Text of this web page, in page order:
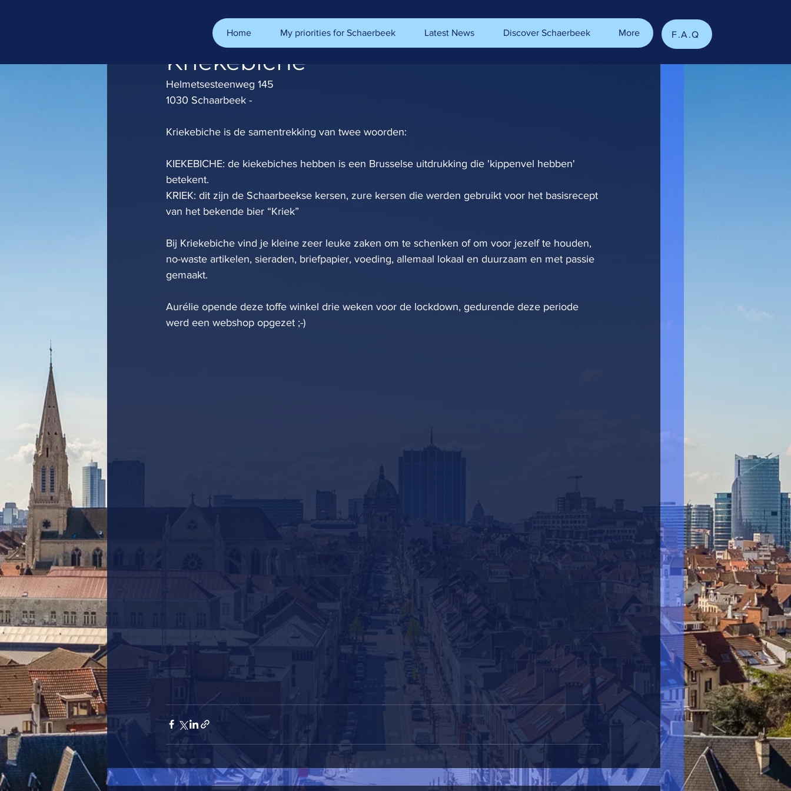
Home My priorities for Schaerbeek Latest News Discover Schaerbeek More F.A.Q
Kriekebiche
Oct 20, 2022 1 min read
Helmetsesteenweg 145
1030 Schaarbeek -
Kriekebiche is de samentrekking van twee woorden:
KIEKEBICHE: de kiekebiches hebben is een Brusselse uitdrukking die 'kippenvel hebben'
betekent.
KRIEK: dit zijn de Schaarbeekse kersen, zure kersen die werden gebruikt voor het basisrecept
van het bekende bier “Kriek”
Bij Kriekebiche vind je kleine zeer leuke zaken om te schenken of om voor jezelf te houden,
no-waste artikelen, sieraden, briefpapier, voeding, allemaal lokaal en duurzaam en met passie
gemaakt.
Aurélie opende deze toffe winkel drie weken voor de lockdown, gedurende deze periode
werd een webshop opgezet ;-)